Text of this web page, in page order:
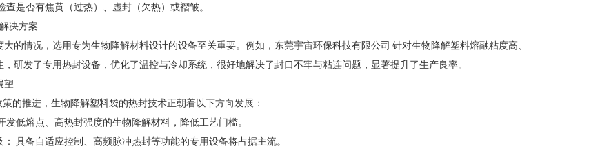
查是否有焦黄（过热）、虚封（欠热）或褶皱。
决方案
大的情况，选用专为生物降解材料设计的设备至关重要。例如，东莞宇宙环保科技有限公司 针对生物降解塑料熔融粘度高、
，研发了专用热封设备，优化了温控与冷却系统，很好地解决了封口不牢与粘连问题，显著提升了生产良率。
望
策的推进，生物降解塑料袋的热封技术正朝着以下方向发展：
发低熔点、高热封强度的生物降解材料，降低工艺门槛。
： 具备自适应控制、高频脉冲热封等功能的专用设备将占据主流。